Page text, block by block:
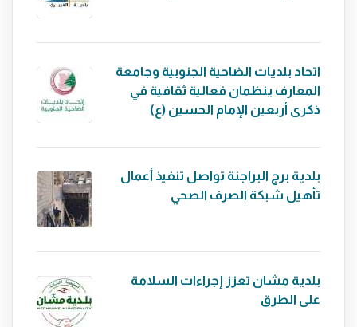
اتحاد بلديات الضاحية الجنوبية وجامعة
المعارف ينظمان فعالية ثقافية في
ذكرى أربعين الإمام الحسين (ع)
بلدية برج البراجنة تواصل تنفيذ أعمال
تأهيل شبكة الصرف الصحي
بلدية مشان تعزز إجراءات السلامة
على الطرق